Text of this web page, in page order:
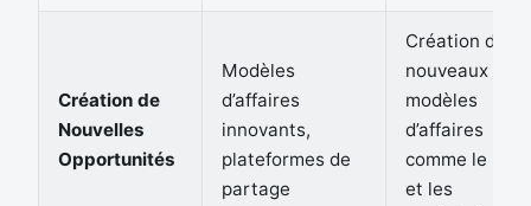
Création de
Nouvelles
Opportunités
Modèles
d’affaires
innovants,
plateformes de
partage
Création de
nouveaux
modèles
d’affaires
comme le
et les